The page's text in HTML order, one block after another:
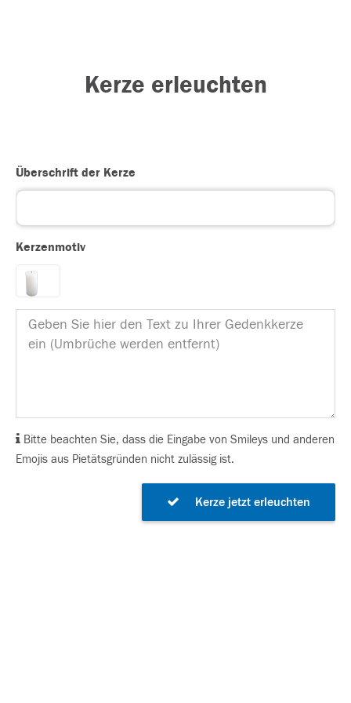
Kerze erleuchten
Überschrift der Kerze
Kerzenmotiv
Bitte beachten Sie, dass die Eingabe von Smileys und anderen
Emojis aus Pietätsgründen nicht zulässig ist.
Kerze jetzt erleuchten